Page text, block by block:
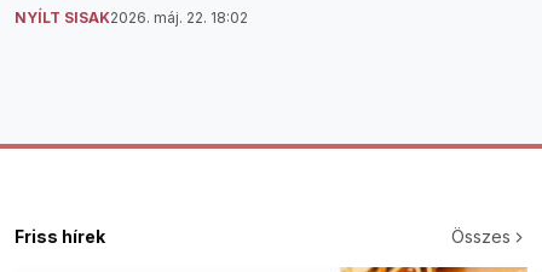
NYÍLT SISAK2026. máj. 22. 18:02
Friss hírek Összes